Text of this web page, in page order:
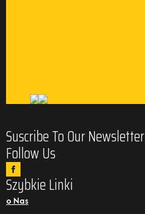
Suscribe To Our Newsletter
Follow Us
Szybkie Linki
o Nas